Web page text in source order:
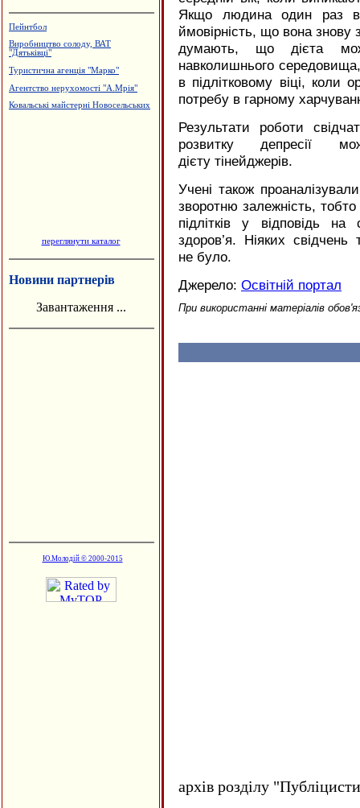
Пейнтбол
Виробництво солоду, ВАТ
"Дятьківці"
Туристична агенція "Марко"
Агентство нерухомості "А.Мрія"
Ковальські майстерні Новосельських
переглянути каталог
Новини партнерів
Завантаження ...
Ю.Молодій © 2000-2015
Якщо людина один раз
ймовірність, що вона знову
думають, що дієта
навколишнього
в підлітковому віці, коли
потребу в гарному
Результати роботи
розвитку депресії
дієту тінейджерів.
Учені також
зворотню залежність,
підлітків у відповідь на
здоров’я. Ніяких
не було.
Джерело: Освітній портал
При використанні матеріалів
архів розділу